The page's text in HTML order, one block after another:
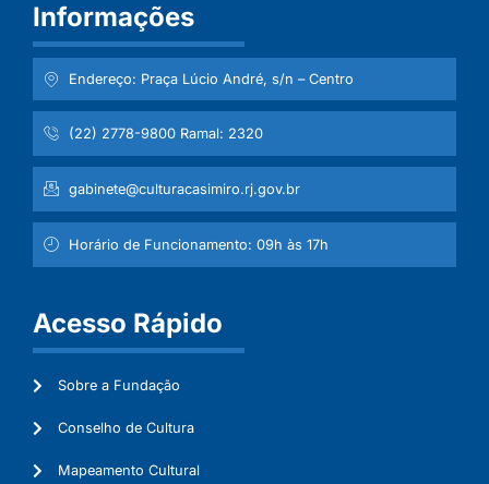
Informações
Endereço: Praça Lúcio André, s/n – Centro
(22) 2778-9800 Ramal: 2320
gabinete@culturacasimiro.rj.gov.br
Horário de Funcionamento: 09h às 17h
Acesso Rápido
Sobre a Fundação
Conselho de Cultura
Mapeamento Cultural